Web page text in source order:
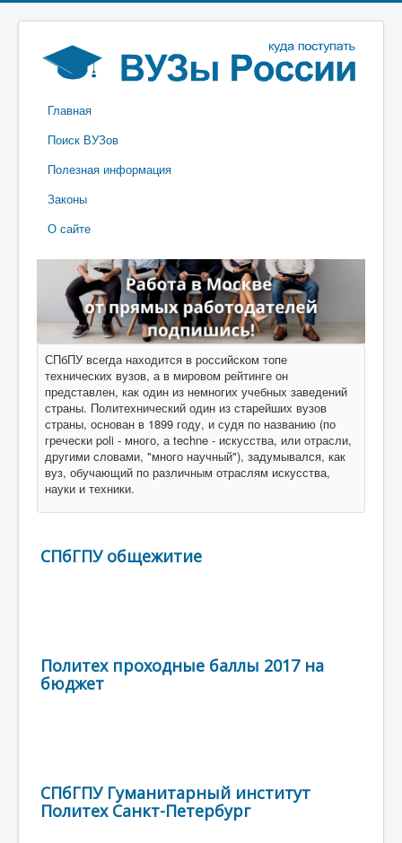
Главная
Поиск ВУЗов
Полезная информация
Законы
О сайте
СПбПУ всегда находится в российском топе
технических вузов, а в мировом рейтинге он
представлен, как один из немногих учебных заведений
страны. Политехнический один из старейших вузов
страны, основан в 1899 году, и судя по названию (по
гречески poli - много, а techne - искусства, или отрасли,
другими словами, "много научный"), задумывался, как
вуз, обучающий по различным отраслям искусства,
науки и техники.
СПбГПУ общежитие
Политех проходные баллы 2017 на
бюджет
СПбГПУ Гуманитарный институт
Политех Санкт-Петербург